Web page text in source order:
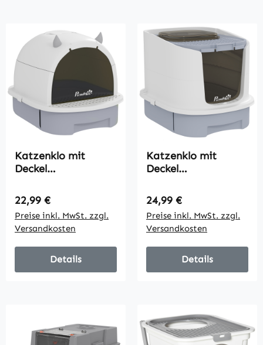
Katzenklo mit
Deckel
Schaufel
Bodenschublade
Eingangspedal für
Katzen bis 5 kg
40,5x52x39 cm Grau
Regulärer Preis:
22,99 €
Preise inkl. MwSt. zzgl.
Versandkosten
Details
Katzenklo mit
Deckel
Eingang Schaufel
ausziehbares
Tablett für Katzen
bis 4,5 kg,
40,5x52,5x42,5 cm
Regulärer Preis:
24,99 €
Preise inkl. MwSt. zzgl.
Versandkosten
Details